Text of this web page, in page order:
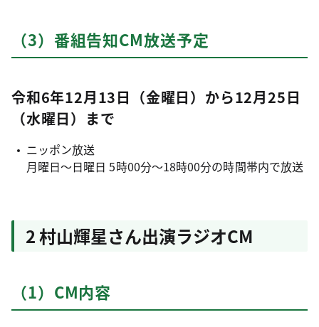
（3）番組告知CM放送予定
令和6年12月13日（金曜日）から12月25日
（水曜日）まで
ニッポン放送
月曜日～日曜日 5時00分～18時00分の時間帯内で放送
2 村山輝星さん出演ラジオCM
（1）CM内容